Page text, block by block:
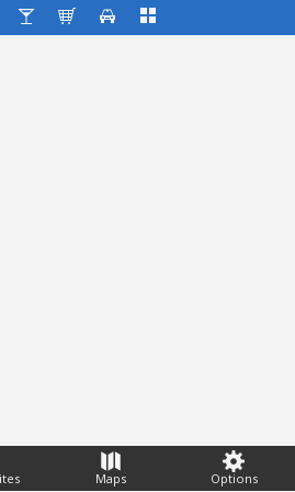
Maps Options
Feedback